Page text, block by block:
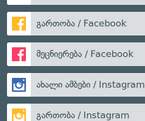
გართობა / Facebook
მეცნიერება / Facebook
ახალი ამბები / Instagram
გართობა / Instagram